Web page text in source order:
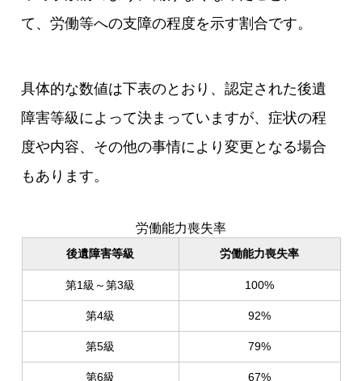
て、労働等への支障の程度を示す割合です。
具体的な数値は下表のとおり、認定された後遺
障害等級によって決まっていますが、症状の程
度や内容、その他の事情により変更となる場合
もあります。
労働能力喪失率
後遺障害等級 労働能力喪失率
第1級～第3級 100%
第4級 92%
第5級 79%
第6級 67%